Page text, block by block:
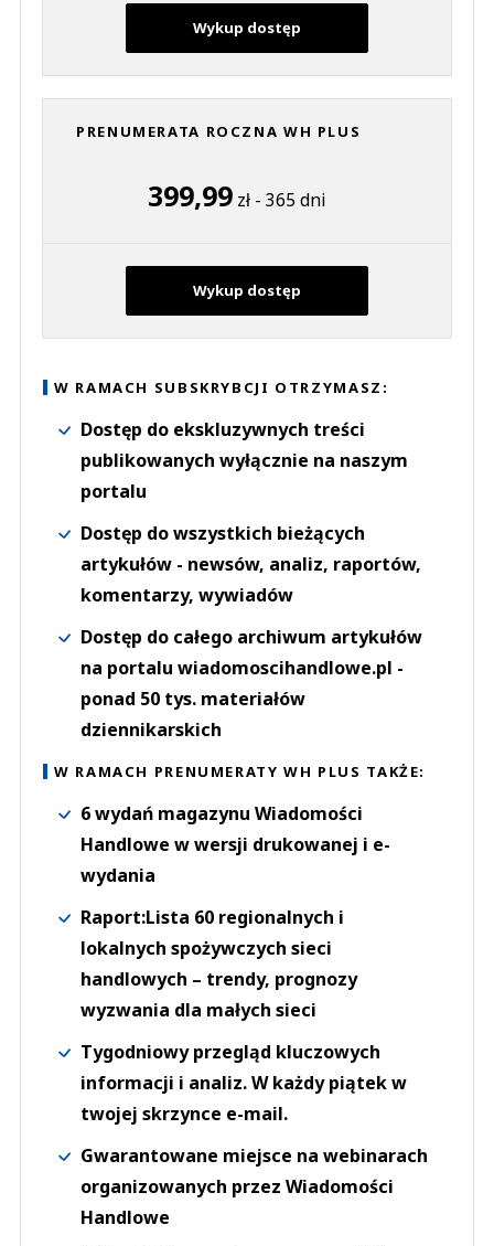
Wykup dostęp
PRENUMERATA ROCZNA WH PLUS
399,99zł - 365 dni
Wykup dostęp
W RAMACH SUBSKRYBCJI OTRZYMASZ:
Dostęp do ekskluzywnych treści
publikowanych wyłącznie na naszym
portalu
Dostęp do wszystkich bieżących
artykułów - newsów, analiz, raportów,
komentarzy, wywiadów
Dostęp do całego archiwum artykułów
na portalu wiadomoscihandlowe.pl -
ponad 50 tys. materiałów
dziennikarskich
W RAMACH PRENUMERATY WH PLUS TAKŻE:
6 wydań magazynu Wiadomości
Handlowe w wersji drukowanej i e-
wydania
Raport:Lista 60 regionalnych i
lokalnych spożywczych sieci
handlowych – trendy, prognozy
wyzwania dla małych sieci
Tygodniowy przegląd kluczowych
informacji i analiz. W każdy piątek w
twojej skrzynce e-mail.
Gwarantowane miejsce na webinarach
organizowanych przez Wiadomości
Handlowe